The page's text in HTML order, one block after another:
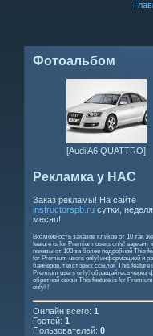
Фотоальбом
[Audi A6 QUATTRO]
Рекламка у НАС
Заказ рекламы! На сайте
instructorspb.ru сутки, неделя,
месяц!
Возможность заказов кликов от 10 так же
feature is for Premium users only! вариант
показы от 100 за более подробной This
for Premium users only! информацией и
баннеров, текстовых ссылок This feature
Premium users only! обращайтесь через
обратной связи This feature is for
only! !
Онлайн всего: 1
Гостей: 1
Пользователей: 0